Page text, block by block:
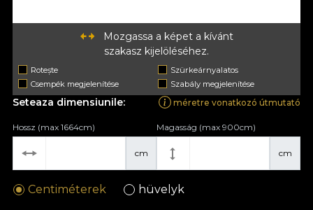
Mozgassa a képet a kívánt
szakasz kijelöléséhez.
Rotește
Szürkeárnyalatos
Csempék megjelenítése
Szabály megjelenítése
Seteaza dimensiunile: méretre vonatkozó útmutató
cm
Hossz (max 1664cm)
cm
Magasság (max 900cm)
Centiméterek hüvelyk